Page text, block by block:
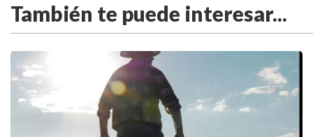
También te puede interesar...